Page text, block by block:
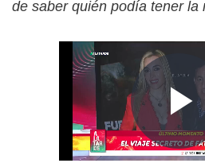
de saber quién podía tener la